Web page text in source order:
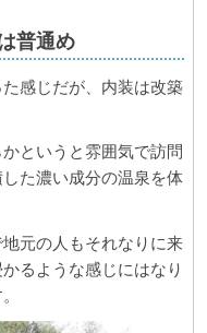
普通め
感じだが、内装は改築
というと雰囲気で訪問
た濃い成分の温泉を体
元の人もそれなりに来
るような感じにはなり